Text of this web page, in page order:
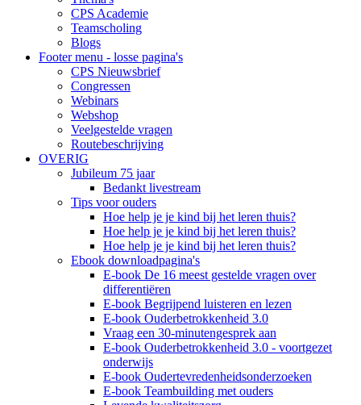
CPS Academie
Teamscholing
Blogs
Footer menu - losse pagina's
CPS Nieuwsbrief
Congressen
Webinars
Webshop
Veelgestelde vragen
Routebeschrijving
OVERIG
Jubileum 75 jaar
Bedankt livestream
Tips voor ouders
Hoe help je je kind bij het leren thuis?
Hoe help je je kind bij het leren thuis?
Hoe help je je kind bij het leren thuis?
Ebook downloadpagina's
E-book De 16 meest gestelde vragen over
differentiëren
E-book Begrijpend luisteren en lezen
E-book Ouderbetrokkenheid 3.0
Vraag een 30-minutengesprek aan
E-book Ouderbetrokkenheid 3.0 - voortgezet
onderwijs
E-book Oudertevredenheidsonderzoeken
E-book Teambuilding met ouders